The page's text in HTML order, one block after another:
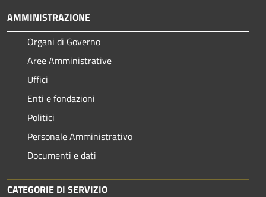
AMMINISTRAZIONE
Organi di Governo
Aree Amministrative
Uffici
Enti e fondazioni
Politici
Personale Amministrativo
Documenti e dati
CATEGORIE DI SERVIZIO